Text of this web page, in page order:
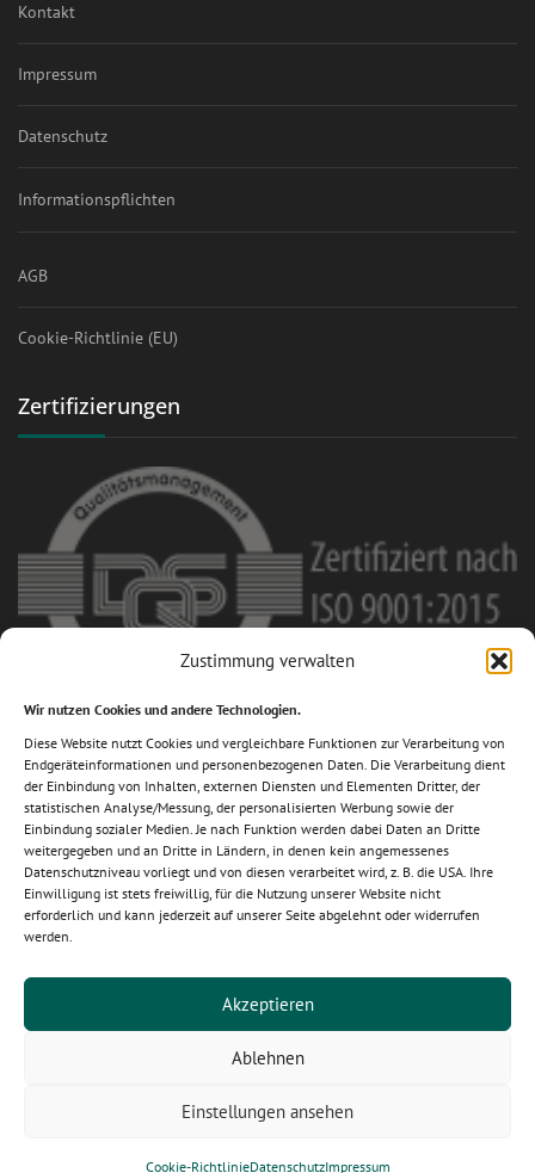
Zustimmung verwalten
Wir nutzen Cookies und andere Technologien.
Diese Website nutzt Cookies und vergleichbare Funktionen zur Verarbeitung von
Endgeräteinformationen und personenbezogenen Daten. Die Verarbeitung dient
der Einbindung von Inhalten, externen Diensten und Elementen Dritter, der
statistischen Analyse/Messung, der personalisierten Werbung sowie der
Einbindung sozialer Medien. Je nach Funktion werden dabei Daten an Dritte
weitergegeben und an Dritte in Ländern, in denen kein angemessenes
Datenschutzniveau vorliegt und von diesen verarbeitet wird, z. B. die USA. Ihre
Einwilligung ist stets freiwillig, für die Nutzung unserer Website nicht
erforderlich und kann jederzeit auf unserer Seite abgelehnt oder widerrufen
werden.
Akzeptieren
Ablehnen
Einstellungen ansehen
Cookie-RichtlinieDatenschutzImpressum
Kontakt
Impressum
Datenschutz
Informationspflichten
AGB
Cookie-Richtlinie (EU)
Zertifizierungen
Mitglied im Fachverband des
Schrauben-Großhandels e.V.
© 2026 Nögel Montagetechnik Vertriebsgesellschaft mbH ∙